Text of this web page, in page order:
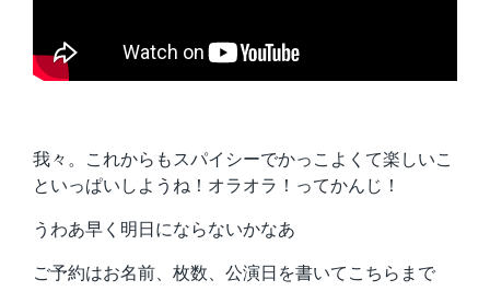
我々。これからもスパイシーでかっこよくて楽しいこ
といっぱいしようね！オラオラ！ってかんじ！
うわあ早く明日にならないかなあ
ご予約はお名前、枚数、公演日を書いてこちらまで